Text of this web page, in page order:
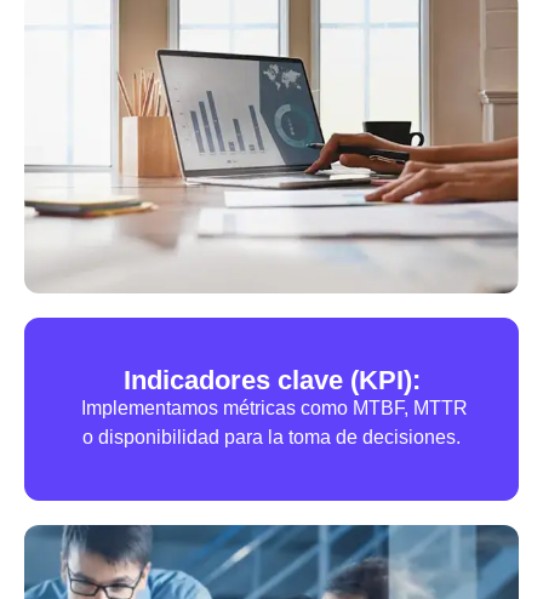
Indicadores clave (KPI):
Implementamos métricas como MTBF, MTTR
o disponibilidad para la toma de decisiones.